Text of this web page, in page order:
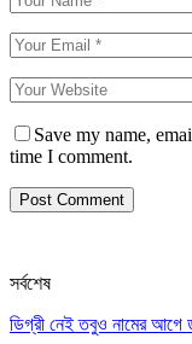
Save my name,
time I comment.
সর্বশেষ
ডিগ্রী নেই তবুও নামের